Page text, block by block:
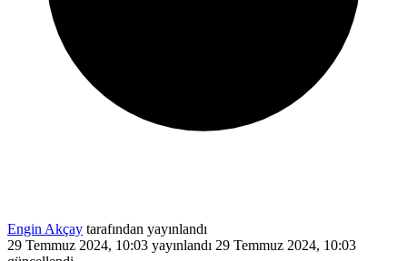
Engin Akçay tarafından yayınlandı
29 Temmuz 2024, 10:03 yayınlandı 29 Temmuz 2024, 10:03